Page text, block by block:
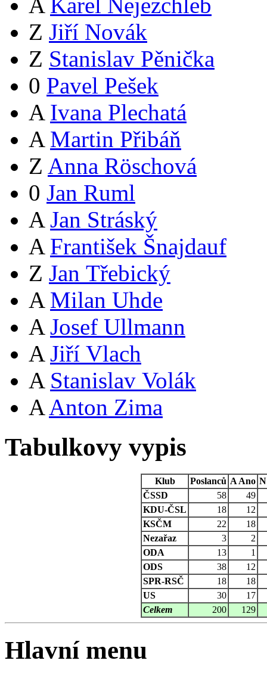
Z Jiří Novák
Z Stanislav Pěnička
0 Pavel Pešek
A Ivana Plechatá
A Martin Přibáň
Z Anna Röschová
0 Jan Ruml
A Jan Stráský
A František Šnajdauf
Z Jan Třebický
A Milan Uhde
A Josef Ullmann
A Jiří Vlach
A Stanislav Volák
A Anton Zima
Tabulkovy vypis
Klub Poslanců A Ano N
ČSSD
58
49
KDU-ČSL
18
12
KSČM
22
18
Nezařaz
3
2
ODA
13
1
ODS
38
12
SPR-RSČ
18
18
US
30
17
Celkem
200 129
Hlavní menu